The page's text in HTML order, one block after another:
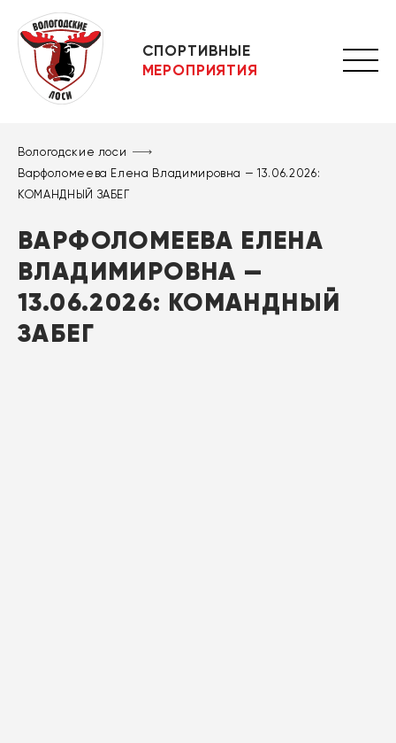
СПОРТИВНЫЕ
МЕРОПРИЯТИЯ
Вологодские лоси
Варфоломеева Елена Владимировна — 13.06.2026:
КОМАНДНЫЙ ЗАБЕГ
ВАРФОЛОМЕЕВА ЕЛЕНА
ВЛАДИМИРОВНА —
13.06.2026: КОМАНДНЫЙ
ЗАБЕГ